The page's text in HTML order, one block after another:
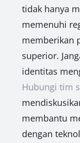
tidak hanya
memenuhi
memberikan
superior.
identitas
Hubungi tim
membantu
dengan